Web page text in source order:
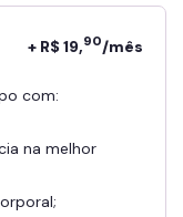
+ R$ 19,90/mês
com:
na melhor